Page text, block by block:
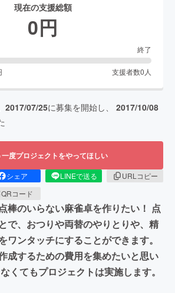
現在の支援総額
0円
終了
支援者数0 人
2017/07/25に募集を開始し、 2017/10/08
一度プロジェクトをやってほしい
シェア LINEで送る
URLコピー
QRコード
棒のいらない麻雀卓を作りたい！ 点
で、おつりや両替のやりとりや、精
ワンタッチにすることができます。
成するための費用を集めたいと思い
くてもプロジェクトは実施します。